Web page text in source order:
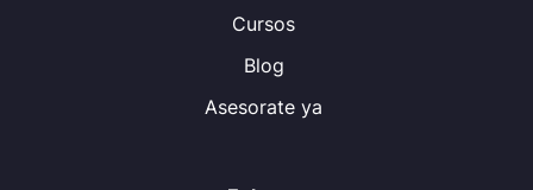
Cursos
Blog
Asesorate ya